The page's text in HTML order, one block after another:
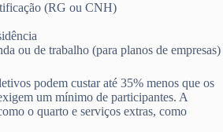
(RG ou CNH)
ou de trabalho (para planos de empresas)
podem custar até 35% menos que os
um mínimo de participantes. A
o quarto e serviços extras, como